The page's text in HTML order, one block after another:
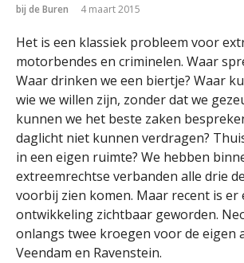
bij de Buren 4 maart 2015
Het is een klassiek probleem voor
motorbendes en criminelen. Waar
Waar drinken we een biertje? Waar
wie we willen zijn, zonder dat we
kunnen we het beste zaken
daglicht niet kunnen verdragen?
in een eigen ruimte? We hebben
extreemrechtse verbanden alle drie
voorbij zien komen. Maar recent is er
ontwikkeling zichtbaar geworden.
onlangs twee kroegen voor de eigen
Veendam en Ravenstein.